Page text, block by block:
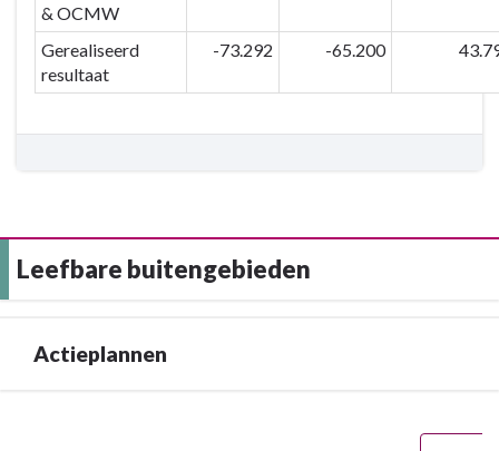
& OCMW
Gerealiseerd
resultaat
-73.292 -65.200
Leefbare buitengebieden
Actieplannen